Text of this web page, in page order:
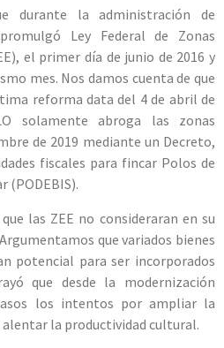
durante la administración de
Ley Federal de Zonas
el primer día de junio de 2016 y
mes. Nos damos cuenta de que
reforma data del 4 de abril de
solamente abroga las zonas
de 2019 mediante un Decreto,
fiscales para fincar Polos de
(PODEBIS).
las ZEE no consideraran en su
que variados bienes
potencial para ser incorporados
que desde la modernización
los intentos por ampliar la
la productividad cultural.